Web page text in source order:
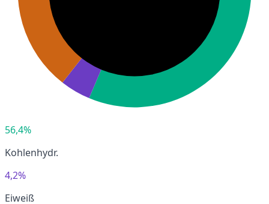
56,4%
Kohlenhydr.
4,2%
Eiweiß